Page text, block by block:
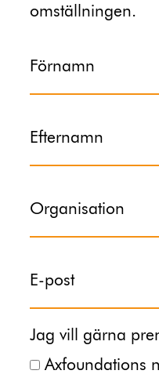
omställningen.
Förnamn
Efternamn
Organisation
E-post
Jag vill gärna
Axfoundations